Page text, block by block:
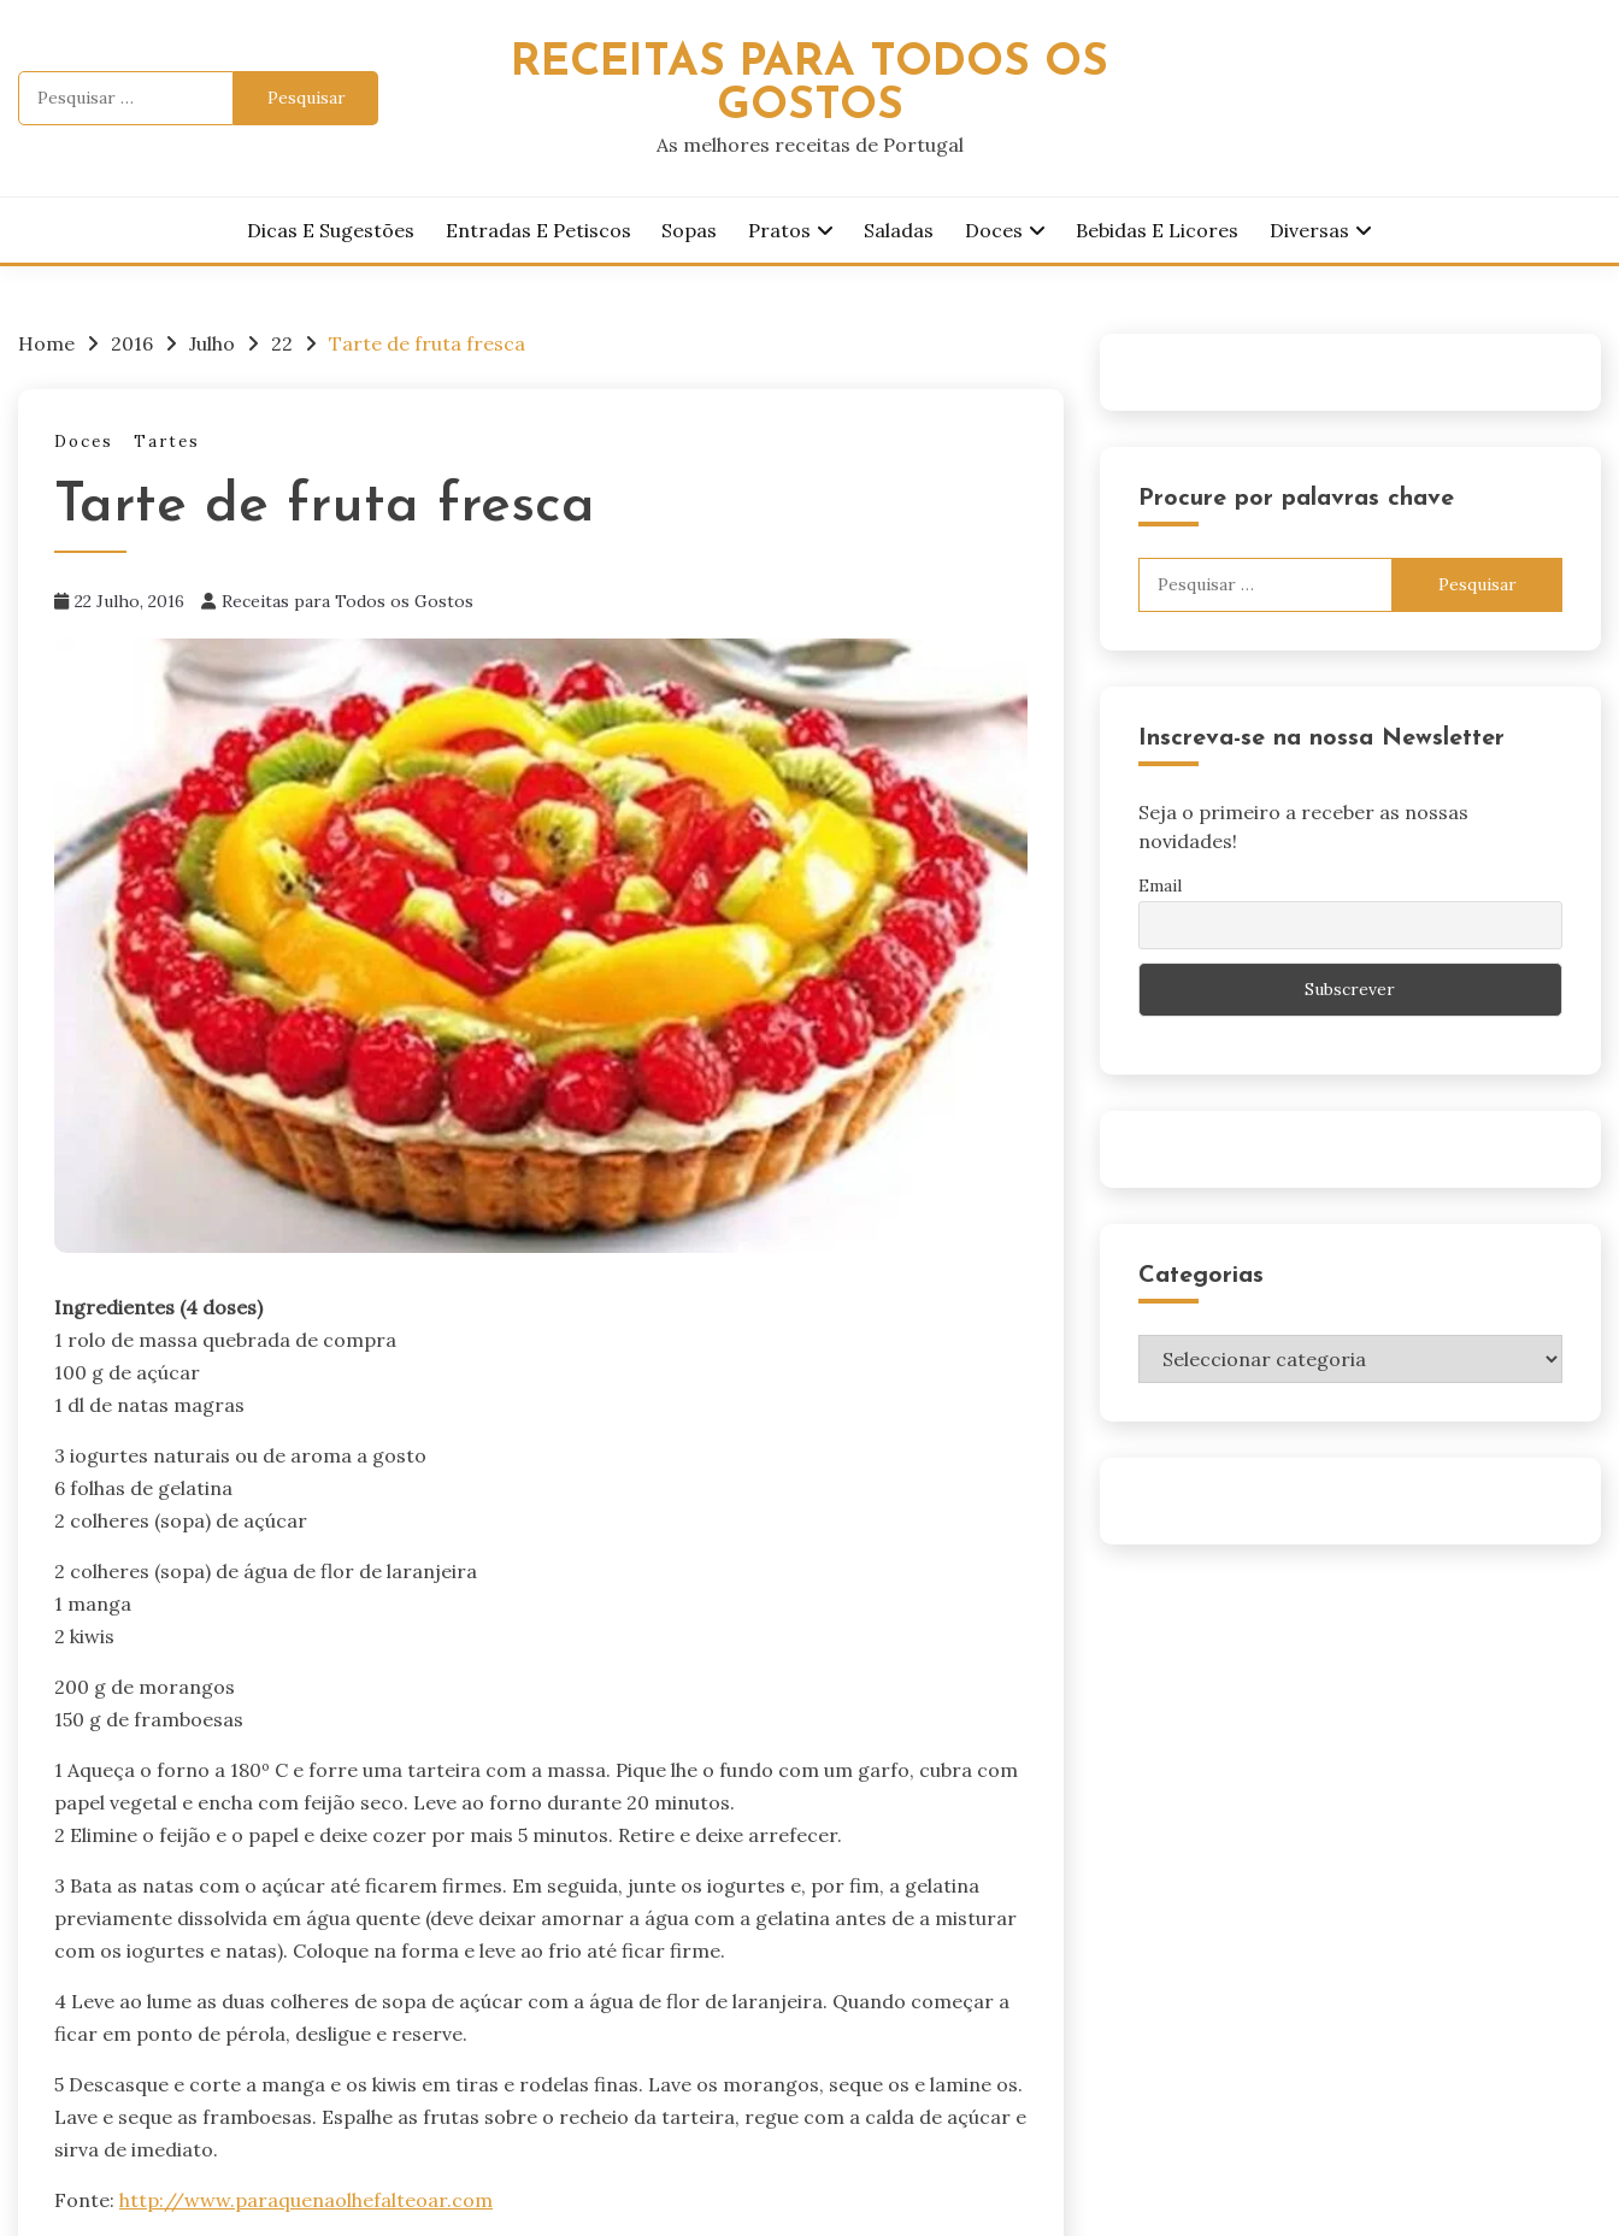
content
RECEITAS PARA TODOS OS
GOSTOS
As melhores receitas de Portugal
Dicas E Sugestões Entradas E Petiscos Sopas Pratos Saladas Doces Bebidas E Licores Diversas
Home 2016 Julho 22 Tarte de fruta fresca
Doces Tartes
Tarte de fruta fresca
22 Julho, 2016 Receitas para Todos os Gostos
Ingredientes (4 doses)
1 rolo de massa quebrada de compra
100 g de açúcar
1 dl de natas magras
3 iogurtes naturais ou de aroma a gosto
6 folhas de gelatina
2 colheres (sopa) de açúcar
2 colheres (sopa) de água de flor de laranjeira
1 manga
2 kiwis
200 g de morangos
150 g de framboesas
1 Aqueça o forno a 180º C e forre uma tarteira com a massa. Pique lhe o fundo com um garfo, cubra com
papel vegetal e encha com feijão seco. Leve ao forno durante 20 minutos.
2 Elimine o feijão e o papel e deixe cozer por mais 5 minutos. Retire e deixe arrefecer.
3 Bata as natas com o açúcar até ficarem firmes. Em seguida, junte os iogurtes e, por fim, a gelatina
previamente dissolvida em água quente (deve deixar amornar a água com a gelatina antes de a misturar
com os iogurtes e natas). Coloque na forma e leve ao frio até ficar firme.
4 Leve ao lume as duas colheres de sopa de açúcar com a água de flor de laranjeira. Quando começar a
ficar em ponto de pérola, desligue e reserve.
5 Descasque e corte a manga e os kiwis em tiras e rodelas finas. Lave os morangos, seque os e lamine os.
Lave e seque as framboesas. Espalhe as frutas sobre o recheio da tarteira, regue com a calda de açúcar e
sirva de imediato.
Fonte: http://www.paraquenaolhefalteoar.com
Procure por palavras chave
Inscreva-se na nossa Newsletter
Seja o primeiro a receber as nossas
novidades!
Email
Categorias
Categorias